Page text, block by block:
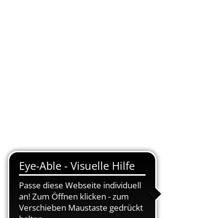
Abteilungen
Dienststellenleitung